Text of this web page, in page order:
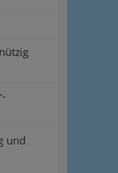
und